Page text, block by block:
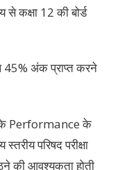
से कक्षा 12 की बोर्ड
45% अंक प्राप्त करने
Performance के
परिषद परीक्षा
की आवश्यकता होती